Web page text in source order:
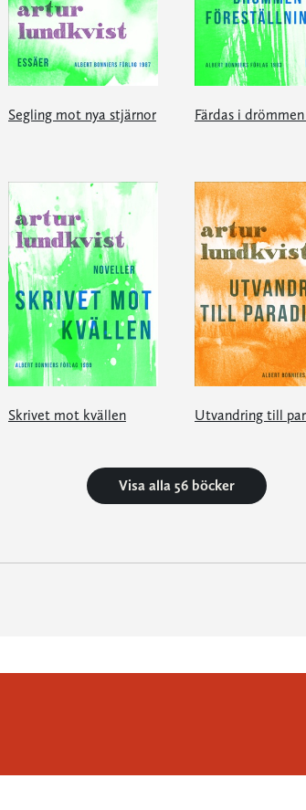
Segling mot nya stjärnor
Skrivet mot kvällen Utvandring till
Visa alla 56 böcker